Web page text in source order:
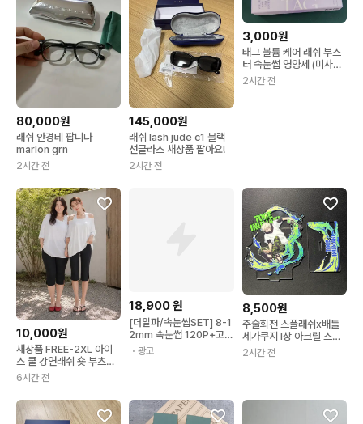
80,000원
래쉬 안경테 팝니다
marlon grn
2시간 전
145,000원
래쉬 lash jude c1 블랙
선글라스 새상품 팔아요!
2시간 전
3,000원
태그 볼륨 케어 래쉬 부스
터 속눈썹 영양제 (미사용
새제품)
2시간 전
10,000원
새상품 FREE-2XL 아이
스 쿨 강연래쉬 숏 부츠컷
팬츠 바지 빅사이즈 가능
6시간 전
18,900원
[더알파/속눈썹SET] 8-1
2mm 속눈썹 120P+고정
핀셋+접착제+리무버, 4in
1, 1개, 내추럴
・광고
8,500원
주술회전 스플래쉬x배틀
세가쿠지 I상 아크릴 스탠
드 이누마키 토게
2시간 전